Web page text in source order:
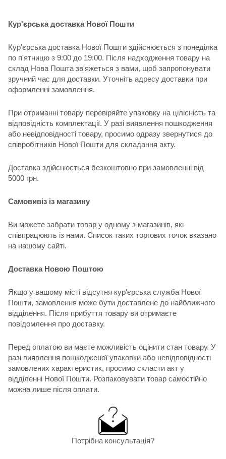
Кур'єрська доставка Нової Пошти
Кур'єрська доставка Нової Пошти здійснюється з понеділка
по п'ятницю з 9:00 до 19:00. Після надходження товару на
склад Нова Пошта зв'яжеться з вами, щоб запропонувати
зручний час для доставки. Уточніть адресу доставки при
оформленні замовлення.
При отриманні товару перевіряйте упаковку на цілісність та
відповідність комплектації. У разі виявлення пошкодження
або невідповідності товару, просимо одразу звернутися до
співробітників Нової Пошти для складання акту.
Доставка здійснюється безкоштовно при замовленні від
5000 грн.
Самовивіз із магазину
Ви можете забрати товар у одному з магазинів, які
співпрацюють із нами. Список таких торгових точок вказано
на нашому сайті.
Доставка Новою Поштою
Якщо у вашому місті відсутня кур'єрська служба Нової
Пошти, замовлення може бути доставлене до найближчого
відділення. Після прибуття товару ви отримаєте
повідомлення про доставку.
Перед оплатою ви маєте можливість оцінити стан товару. У
разі виявлення пошкодженої упаковки або невідповідності
замовлених характеристик, просимо скласти акт у
відділенні Нової Пошти. Розпаковувати товар самостійно
можна лише після оплати.
Потрібна консультація?